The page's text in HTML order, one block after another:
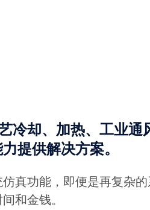
冷却、加热、工业通
提供解决方案。
真功能，即便是再复杂
和金钱。